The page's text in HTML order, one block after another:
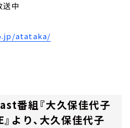
送中
atataka/
番組『大久保佳代子
より、大久保佳代子